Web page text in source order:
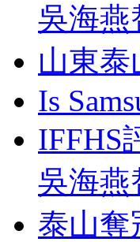
吳海燕
山東泰
Is
IFFHS
吳海燕
泰山奪